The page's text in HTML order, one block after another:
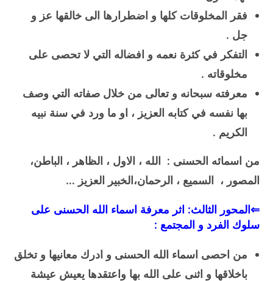
فقر المخلوقات كلها و اضطرارها الى خالقها عز و
جل .
التفكر في كثرة نعمه و افضاله التي لا تحصى على
مخلوقاته .
معرفته سبحانه و تعالى من خلال صفاته التي وصف
بها نفسه في كتابه العزيز ، او ما ورد في سنة نبيه
الكريم .
من اسمائه الحسنى : الله ، الاول ، الظاهر ، الباطن،
المصور ، السميع ، الرحمان،الخبير العزيز …
⇐المحور الثالث: اثر معرفة اسماء الله الحسنى على
سلوك الفرد و المجتمع :
من احصى اسماء الله الحسنى و ادرك معانيها و تخلق
باخلاقها و اثنى على الله بها واعتقدها يعيش عيشة